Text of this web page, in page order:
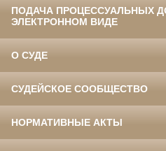
ПОДАЧА ПРОЦЕССУАЛЬНЫХ
ЭЛЕКТРОННОМ ВИДЕ
О СУДЕ
СУДЕЙСКОЕ СООБЩЕСТВО
НОРМАТИВНЫЕ АКТЫ